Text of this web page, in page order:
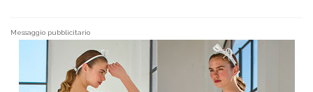
Messaggio pubblicitario